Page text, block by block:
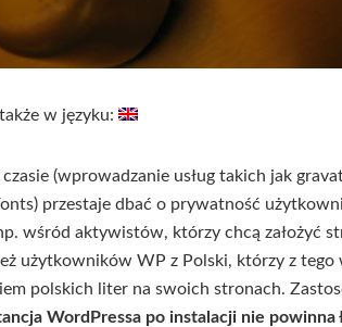
w języku:
(wprowadzanie usług takich jak
przestaje dbać o prywatność
wśród aktywistów, którzy chcą założyć
użytkowników WP z Polski, którzy z tego
polskich liter na swoich stronach.
WordPressa po instalacji nie powinna